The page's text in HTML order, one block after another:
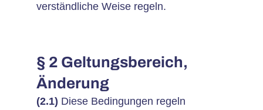
verständliche Weise regeln.
§ 2 Geltungsbereich,
Änderung
(2.1) Diese Bedingungen regeln